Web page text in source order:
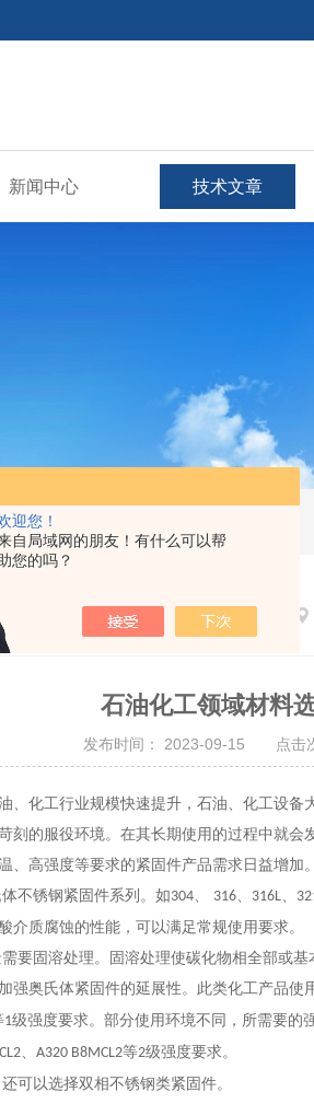
迎您！
自局域网的朋友！有什么可以帮
您的吗？
新闻中心 技术文章
石油化工领域材料
发布时间： 2023-09-15 点击
、 化工行业规模快速提升， 石油、化工设备
刻的服役环境。 在其长期使用的过程中就会
、高强度等要求的紧固件产品需求日益增加。
不锈钢紧固件系列。如304、 316、 316L、
介质腐蚀的性能 ， 可以满足常规使用要求。
需要固溶处理。固溶处理使碳化物相全部或
强奥氏体紧固件的延展性。 此类化工产品使
1级强度要求。部分使用环境不同，所需要的
、 A320 B8MCL2等2级强度要求。
可以选择双相不锈钢类紧固件。